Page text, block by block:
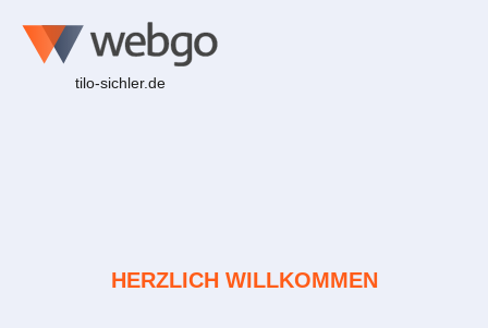
tilo-sichler.de
HERZLICH WILLKOMMEN